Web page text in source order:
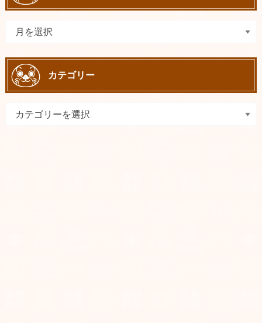
カテゴリー